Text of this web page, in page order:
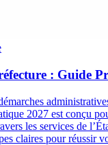
: Guide
2027 est conçu
les services de
claires pour réussir